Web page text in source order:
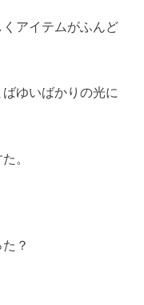
アイテムがふんど
ゆいばかりの光に
。
？